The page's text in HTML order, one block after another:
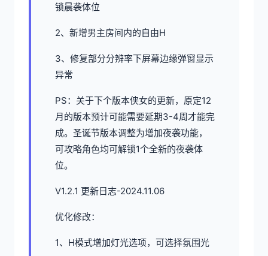
锁晨袭体位
2、新增男主房间内的自由H
3、修复部分分辨率下屏幕边缘弹窗显示
异常
PS：关于下个版本侠女的更新，原定12
月的版本预计可能需要延期3-4周才能完
成。圣诞节版本调整为增加夜袭功能，
可攻略角色均可解锁1个全新的夜袭体
位。
V1.2.1 更新日志-2024.11.06
优化修改：
1、H模式增加灯光选项，可选择氛围光